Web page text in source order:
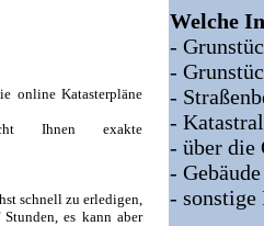
online Katasterpläne
Ihnen exakte
schnell zu erledigen,
es kann aber
Welche
-
-
-
-
- über die
- Gebäude
-